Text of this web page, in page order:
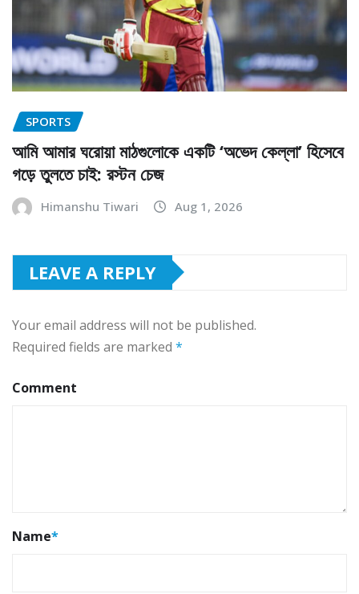
SPORTS
আমি আমার ঘরোয়া মাঠগুলোকে একটি ‘অভেদ কেল্লা’ হিসেবে
গড়ে তুলতে চাই: রস্টন চেজ
Himanshu Tiwari Aug 1, 2026
LEAVE A REPLY
Your email address will not be published.
Required fields are marked *
Comment
Name*